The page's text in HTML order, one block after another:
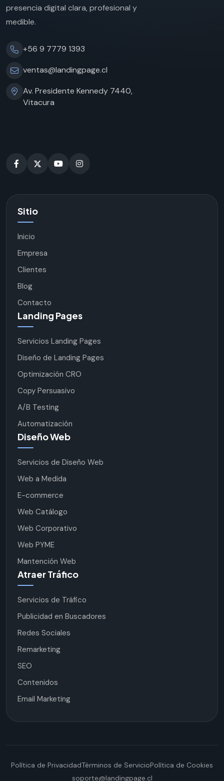
presencia digital clara, profesional y
medible.
+56 9 7779 1393
ventas@landingpage.cl
Av. Presidente Kennedy 7440,
Vitacura
Sitio
Inicio
Empresa
Clientes
Blog
Contacto
Landing Pages
Servicios Landing Pages
Diseño de Landing Pages
Optimización CRO
Copy Persuasivo
A/B Testing
Automatización
Diseño Web
Servicios de Diseño Web
Web a Medida
E-commerce
Web Catálogo
Web Corporativo
Web PYME
Mantención Web
Atraer Tráfico
Servicios de Tráfico
Publicidad en Buscadores
Redes Sociales
Remarketing
SEO
Contenidos
Email Marketing
Política de PrivacidadTérminos de ServicioPolítica de Cookies
soporte@landingpage.cl